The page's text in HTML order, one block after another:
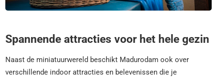
Spannende attracties voor het hele gezin
Naast de miniatuurwereld beschikt Madurodam ook over
verschillende indoor attracties en belevenissen die je